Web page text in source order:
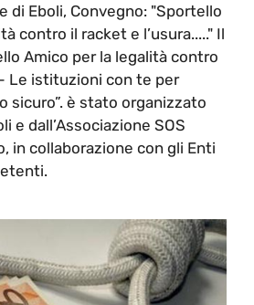
di Eboli, Convegno: "Sportello
contro il racket e l’usura....." Il
Amico per la legalità contro
Le istituzioni con te per
sicuro”. è stato organizzato
e dall’Associazione SOS
in collaborazione con gli Enti